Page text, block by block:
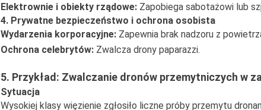
Elektrownie i obiekty rządowe: Zapobiega sabotażowi lub
4. Prywatne bezpieczeństwo i ochrona osobista
Wydarzenia korporacyjne: Zapewnia brak nadzoru z
Ochrona celebrytów: Zwalcza drony paparazzi.
5. Przykład: Zwalczanie dronów przemytniczych w
Sytuacja
Wysokiej klasy więzienie zgłosiło liczne próby przemytu